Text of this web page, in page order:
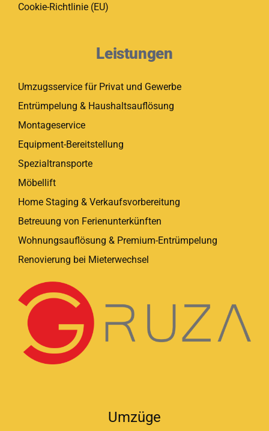
Cookie-Richtlinie (EU)
Leistungen
Umzugsservice für Privat und Gewerbe
Entrümpelung & Haushaltsauflösung
Montageservice
Equipment-Bereitstellung
Spezialtransporte
Möbellift
Home Staging & Verkaufsvorbereitung
Betreuung von Ferienunterkünften
Wohnungsauflösung & Premium-Entrümpelung
Renovierung bei Mieterwechsel
Umzüge